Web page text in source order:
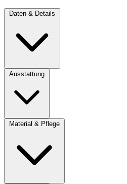
Daten & Details
Ausstattung
Material & Pflege